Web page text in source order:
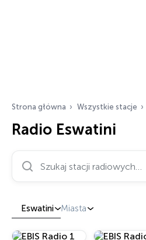
Strona główna Wszystkie stacje
Radio Eswatini
Szukaj stacji radiowych…
Eswatini Miasta